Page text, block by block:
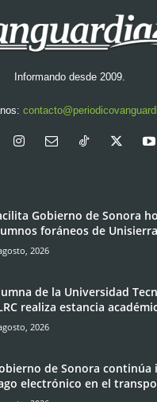
Informando desde 2009.
Gobierno de Sonora
foráneos de
2026
de la Universidad
realiza estancia
2026
de Sonora continúa
electrónico en el